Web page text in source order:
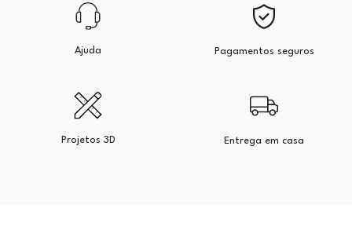
Ajuda Pagamentos seguros
Projetos 3D Entrega em casa